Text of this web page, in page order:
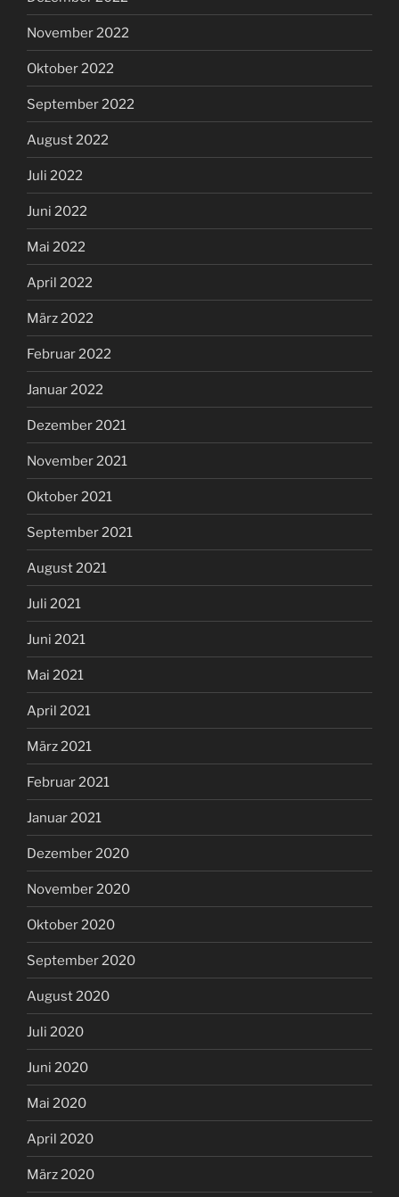
November 2022
Oktober 2022
September 2022
August 2022
Juli 2022
Juni 2022
Mai 2022
April 2022
März 2022
Februar 2022
Januar 2022
Dezember 2021
November 2021
Oktober 2021
September 2021
August 2021
Juli 2021
Juni 2021
Mai 2021
April 2021
März 2021
Februar 2021
Januar 2021
Dezember 2020
November 2020
Oktober 2020
September 2020
August 2020
Juli 2020
Juni 2020
Mai 2020
April 2020
März 2020